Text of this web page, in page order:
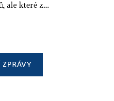
ale které z...
ZPRÁVY